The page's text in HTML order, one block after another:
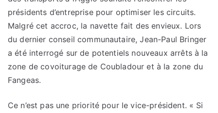
présidents d’entreprise pour optimiser les circuits.
Malgré cet accroc, la navette fait des envieux. Lors
du dernier conseil communautaire, Jean-Paul Bringer
a été interrogé sur de potentiels nouveaux arrêts à la
zone de covoiturage de Coubladour et à la zone du
Fangeas.
Ce n’est pas une priorité pour le vice-président. « Si